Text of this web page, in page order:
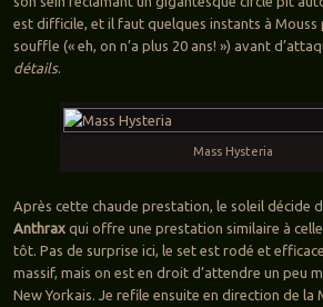
est difficile, et il faut quelques instants à
souffle (« eh, on n’a plus 20 ans! ») avant
détails.
Mass Hysteria
Après cette chaude prestation, le soleil décide
Anthraxqui offre une prestation similaire à celle
tôt. Pas de surprise ici, le set est rodé et
massif, mais on est en droit d’attendre un peu
New Yorkais. Je refile ensuite en direction de la